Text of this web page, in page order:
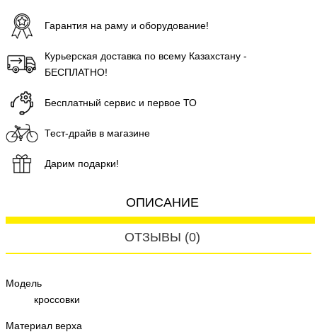
Гарантия на раму и оборудование!
Курьерская доставка по всему Казахстану -
БЕСПЛАТНО!
Бесплатный сервис и первое ТО
Тест-драйв в магазине
Дарим подарки!
ОПИСАНИЕ
ОТЗЫВЫ (0)
Модель
кроссовки
Материал верха